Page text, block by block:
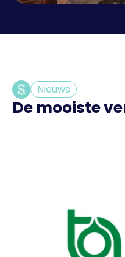
Nieuws
De mooiste